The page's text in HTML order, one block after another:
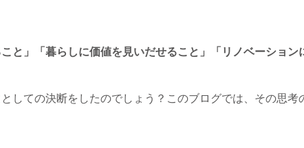
こと」「暮らしに価値を見いだせること」「リノベーショ
しての決断をしたのでしょう？このブログでは、その思